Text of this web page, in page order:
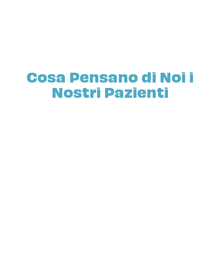
Cosa Pensano di Noi i
Nostri Pazienti